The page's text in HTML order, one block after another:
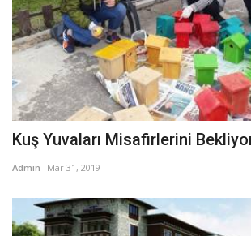
Kuş Yuvaları Misafirlerini
Admin Mar 31, 2019